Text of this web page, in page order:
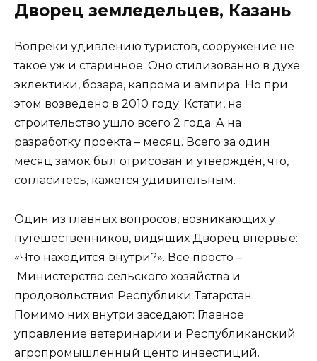
Дворец земледельцев, Казань
Вопреки удивлению туристов, сооружение не
такое уж и старинное. Оно стилизованно в духе
эклектики, бозара, капрома и ампира. Но при
этом возведено в 2010 году. Кстати, на
строительство ушло всего 2 года. А на
разработку проекта – месяц. Всего за один
месяц замок был отрисован и утверждён, что,
согласитесь, кажется удивительным.
Один из главных вопросов, возникающих у
путешественников, видящих Дворец впервые:
«Что находится внутри?». Всё просто –
Министерство сельского хозяйства и
продовольствия Республики Татарстан.
Помимо них внутри заседают: Главное
управление ветеринарии и Республиканский
агропромышленный центр инвестиций.